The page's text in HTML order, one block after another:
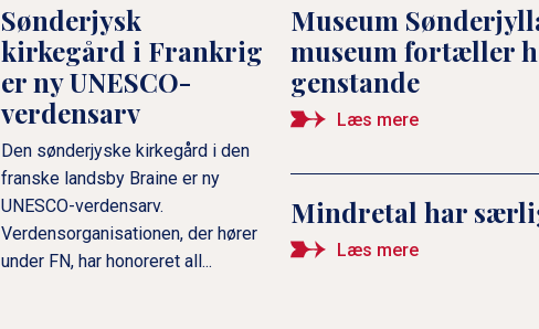
Sønderjysk
kirkegård i Frankrig
er ny UNESCO-
verdensarv
Den sønderjyske kirkegård i den
franske landsby Braine er ny
UNESCO-verdensarv.
Verdensorganisationen, der hører
under FN, har honoreret all...
Museum
museum fortæller
genstande
Læs mere
Mindretal har
Læs mere